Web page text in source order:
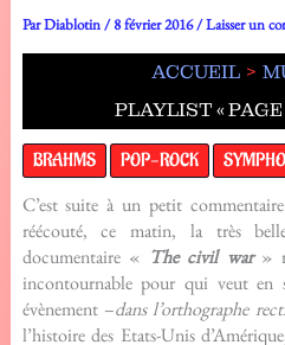
ParDiablotin/8 février 2016/Laisser un
ACCUEIL
PLAYLIST «
BRAHMS POP-ROCK
C’est suite à un petit
réécouté, ce matin, la très
documentaire « The civil war»
incontournable pour qui veut
évènement –dans l’orthographe
l’histoire des Etats-Unis